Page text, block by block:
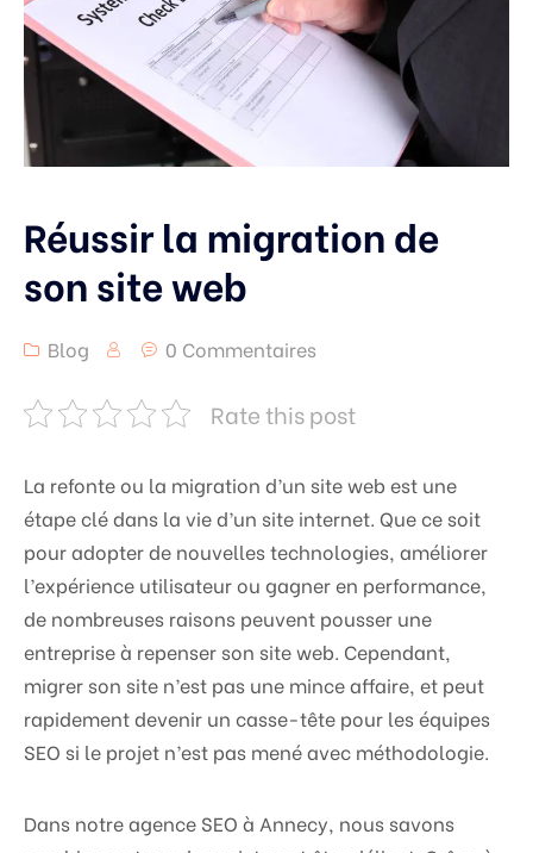
Réussir la migration de
son site web
Blog 0 Commentaires
Rate this post
La refonte ou la migration d’un site web est une
étape clé dans la vie d’un site internet. Que ce soit
pour adopter de nouvelles technologies, améliorer
l’expérience utilisateur ou gagner en performance,
de nombreuses raisons peuvent pousser une
entreprise à repenser son site web. Cependant,
migrer son site n’est pas une mince affaire, et peut
rapidement devenir un casse-tête pour les équipes
SEO si le projet n’est pas mené avec méthodologie.
Dans notre agence SEO à Annecy, nous savons